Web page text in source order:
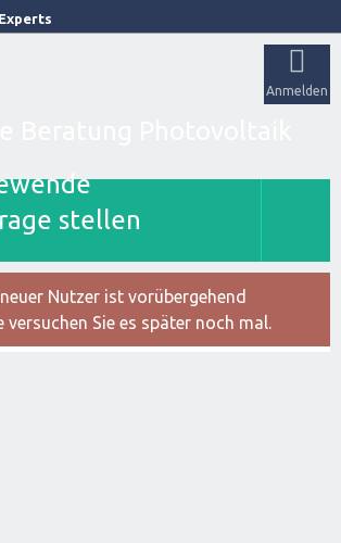
Experts
Anmelden
stellen
Nutzer ist vorübergehend
Sie es später noch mal.